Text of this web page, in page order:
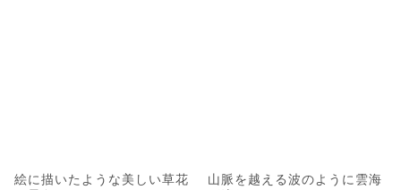
絵に描いたような美しい草花
山脈を越える波のように雲海